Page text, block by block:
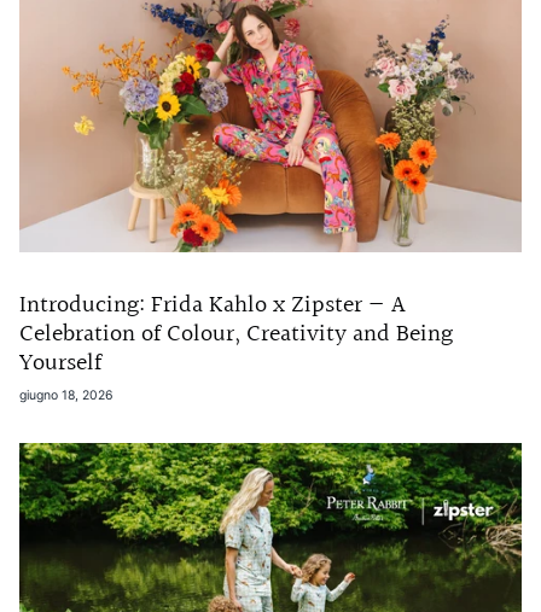
Introducing: Frida Kahlo x Zipster — A
Celebration of Colour, Creativity and Being
Yourself
giugno 18, 2026